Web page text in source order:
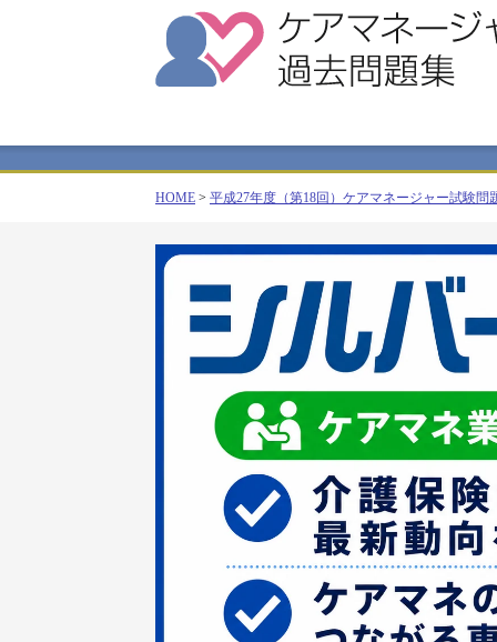
HOME > 平成27年度（第18回）ケアマネージャー試験問